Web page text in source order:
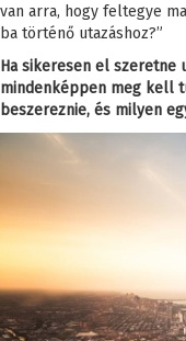
van arra, hogy feltegye
ba történő utazáshoz?”
Ha sikeresen el szeretne
mindenképpen meg kell
beszereznie, és milyen